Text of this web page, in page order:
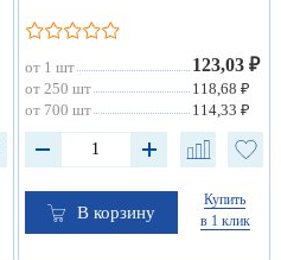
от 1 шт 123,03 ₽
от 250 шт
118,68 ₽
от 700 шт
114,33 ₽
В корзину
Купить
в 1 клик